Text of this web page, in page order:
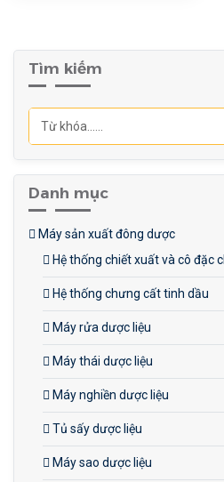
Đảm bảo chất lượng:
Nghiền đồng đều, tạo sản
phẩm có kích thước hạt
đồng nhất.
thụ năng lượng hiệu quả.
Dễ vận hành: Điều khiển đơn
Độ bền cao: Chất liệu thép
không gỉ, dễ bảo trì.
Tìm kiếm
Danh mục
Máy sản xuất đông dược
Hệ thống chiết xuất và cô đặc
Hệ thống chưng cất tinh dầu
Máy rửa dược liệu
Máy thái dược liệu
Máy nghiền dược liệu
Tủ sấy dược liệu
Máy sao dược liệu